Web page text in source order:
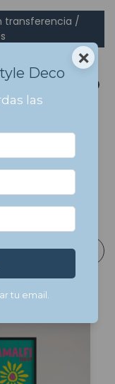
transferencia /
viajes y
×
Deco
las
tu email.